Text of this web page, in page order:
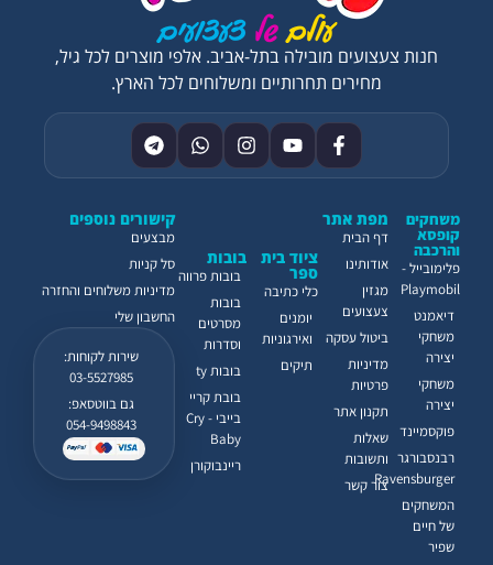
קישורים נוספים
מבצעים
סל קניות
מדיניות משלוחים והחזרה
החשבון שלי
שירות לקוחות:
03-5527985
גם בווטסאפ:
054-9498843
ציוד בית
ספר
כלי כתיבה
יומנים
ואירגוניות
תיקים
בובות
בובות פרווה
בובות
מסרטים
וסדרות
בובות ty
בובת קריי
בייבי - Cry
Baby
ריינבוקורן
משחקים
קופסא
והרכבה
פלימובייל -
Playmobil
דיאמנט
משחקי
יצירה
משחקי
יצירה
פוקסמיינד
רבנסבורגר
Ravensburger
המשחקים
של חיים
שפיר
מפת אתר
דף הבית
אודותינו
מגזין
צעצועים
ביטול עסקה
מדיניות
פרטיות
תקנון אתר
שאלות
ותשובות
צור קשר
חנות צעצועים מובילה בתל-אביב. אלפי מוצרים לכל גיל,
מחירים תחרותיים ומשלוחים לכל הארץ.